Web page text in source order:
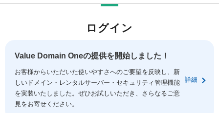
ドメイントップ
ドメイン移管
ドメイン価格一覧
ドメイン一括検索
コアサーバー
バリューサーバー
XREA
セキュリティトップ
Value Domain ネットde診断
SSL証明書
サービストップ
お得意様割引
facebook
ログイン
Value Domain Oneの提供を開始しました！
お客様からいただいた使いやすさへのご要望を反映し、新
しいドメイン・レンタルサーバー・セキュリティ管理機能
を実装いたしました。ぜひお試しいただき、さらなるご意
見をお寄せください。
詳細